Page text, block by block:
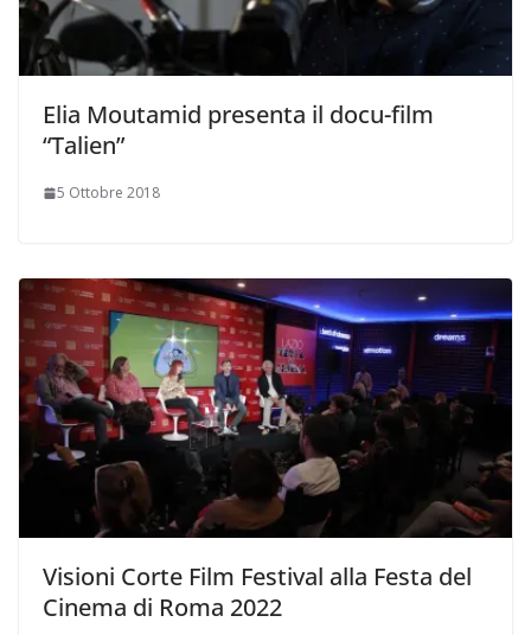
Elia Moutamid presenta il docu-film
“Talien”
5 Ottobre 2018
Visioni Corte Film Festival alla Festa del
Cinema di Roma 2022